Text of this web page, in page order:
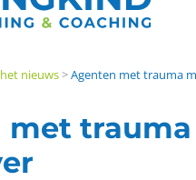
nieuws>Agenten met trauma
met